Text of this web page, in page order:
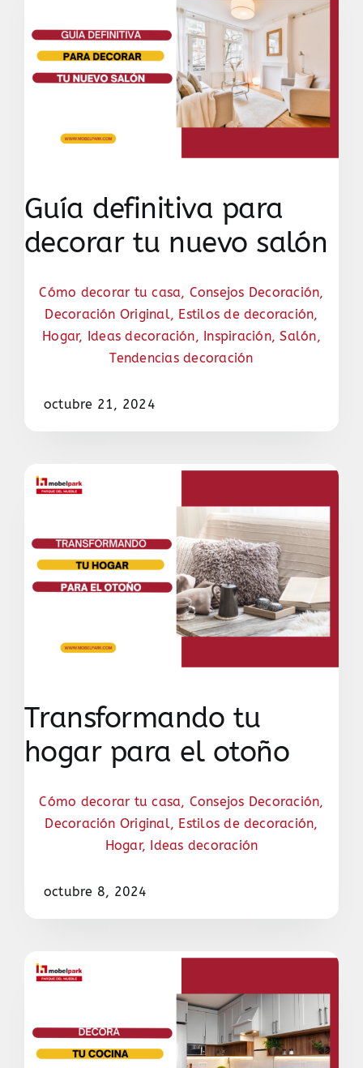
Guía definitiva para
decorar tu nuevo salón
Cómo decorar tu casa, Consejos Decoración,
Decoración Original, Estilos de decoración,
Hogar, Ideas decoración, Inspiración,Salón,
Tendencias decoración
octubre 21, 2024
Transformando tu
hogar para el otoño
Cómo decorar tu casa, Consejos Decoración,
Decoración Original, Estilos de decoración,
Hogar, Ideas decoración
octubre 8, 2024